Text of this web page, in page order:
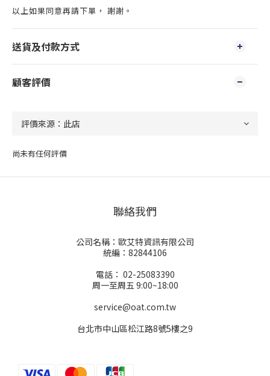
以上如果同意再請下單， 謝謝。
送貨及付款方式
顧客評價
尚未有任何評價
聯絡我們
公司名稱：歐艾特資訊有限公司
統編：82844106
電話： 02-25083390
周一至周五 9:00~18:00
service@oat.com.tw
台北市中山區松江路8號5樓之9